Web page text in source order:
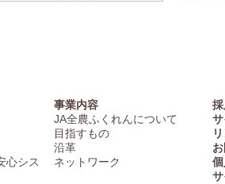
心シス
事業内容
JA全農ふくれんについて
目指すもの
沿革
ネットワーク